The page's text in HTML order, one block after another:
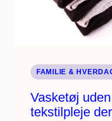
FAMILIE &
Vasketøj
tekstilpleje